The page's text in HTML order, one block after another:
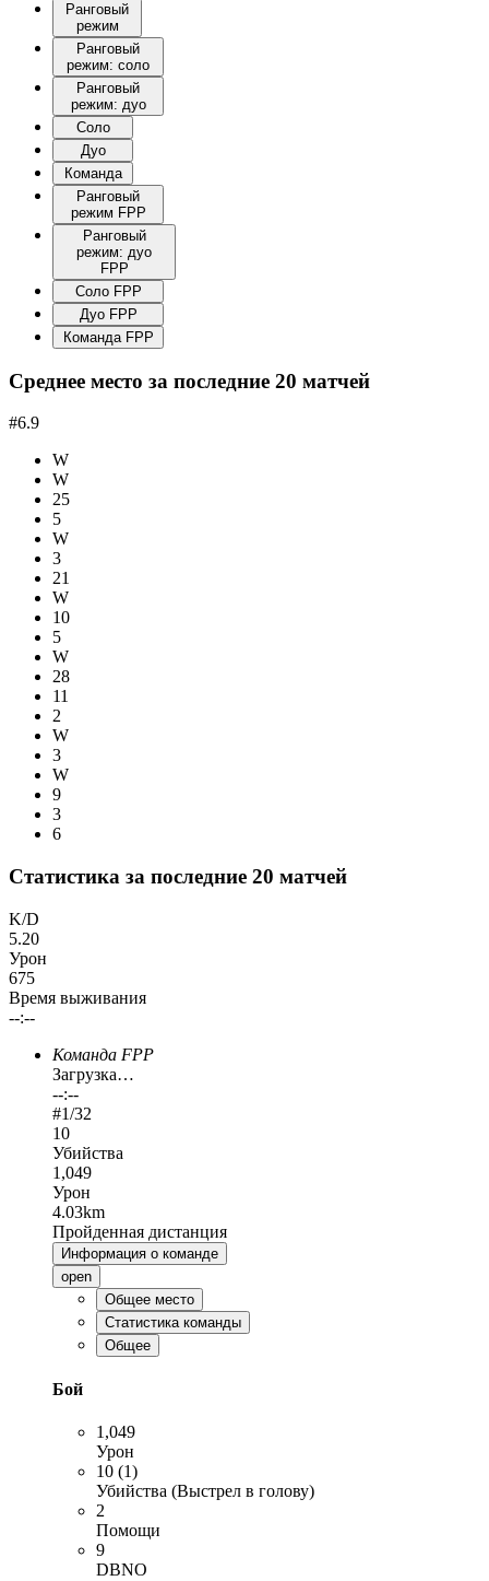
Ранговый
режим
Ранговый
режим: соло
Ранговый
режим: дуо
Соло
Дуо
Команда
Ранговый
режим FPP
Ранговый
режим: дуо
FPP
Соло FPP
Дуо FPP
Команда FPP
Среднее место за последние 20 матчей
#6.9
W
W
25
5
W
3
21
W
10
5
W
28
11
2
W
3
W
9
3
6
Статистика за последние 20 матчей
K/D
5.20
Урон
675
Время выживания
--:--
Команда FPP
Загрузка…
--:--
#1/32
10
Убийства
1,049
Урон
4.03km
Пройденная дистанция
Информация о команде
open
Общее место
Статистика команды
Общее
Бой
1,049
Урон
10 (1)
Убийства (Выстрел в голову)
2
Помощи
9
DBNO